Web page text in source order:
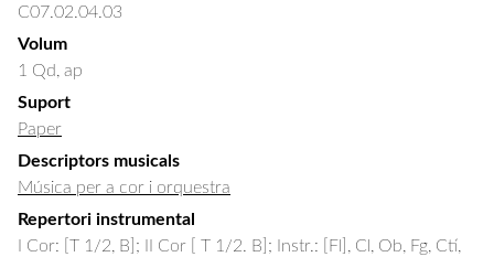
C07.02.04.03
Volum
1 Qd, ap
Suport
Paper
Descriptors musicals
Música per a cor i orquestra
Repertori instrumental
I Cor: [T 1/2, B]; II Cor [ T 1/2. B]; Instr.: [Fl], Cl, Ob, Fg, Ctí,